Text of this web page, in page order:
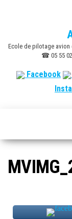
content
Ecole de pilotage avion
☎ 05 55
Facebook